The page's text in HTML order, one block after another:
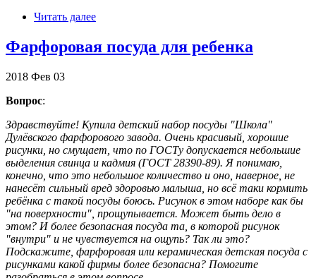
Читать далее
Фарфоровая посуда для ребенка
2018 Фев 03
Вопрос:
Здравствуйте! Купила детский набор посуды "Школа"
Дулёвского фарфорового завода. Очень красивый, хорошие
рисунки, но смущает, что по ГОСТу допускается небольшие
выделения свинца и кадмия (ГОСТ 28390-89). Я понимаю,
конечно, что это небольшое количество и оно, наверное, не
нанесёт сильный вред здоровью малыша, но всё таки кормить
ребёнка с такой посуды боюсь. Рисунок в этом наборе как бы
"на поверхности", прощупывается. Может быть дело в
этом? И более безопасная посуда та, в которой рисунок
"внутри" и не чувствуется на ощупь? Так ли это?
Подскажите, фарфоровая или керамическая детская посуда с
рисунками какой фирмы более безопасна? Помогите